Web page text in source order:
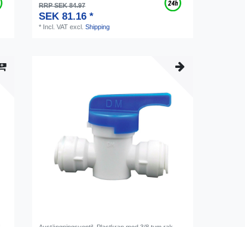
RRP SEK 84.97
SEK 81.16 *
* Incl. VAT excl.Shipping